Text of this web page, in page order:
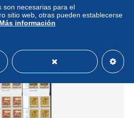
± 2,30 US$
son necesarias para el
sitio web, otras pueden establecerse
Más información